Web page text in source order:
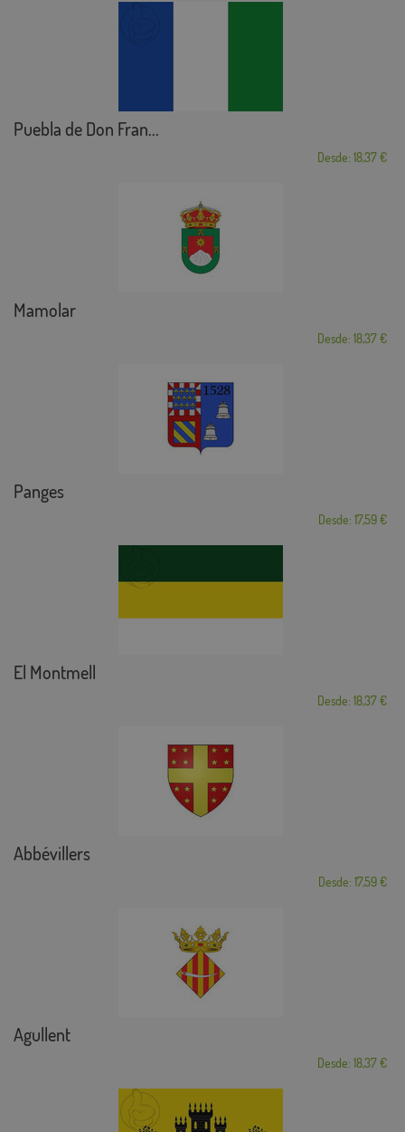
Puebla de Don Fran...
Desde: 18,37 €
Mamolar
Desde: 18,37 €
Panges
Desde: 17,59 €
El Montmell
Desde: 18,37 €
Abbévillers
Desde: 17,59 €
Agullent
Desde: 18,37 €